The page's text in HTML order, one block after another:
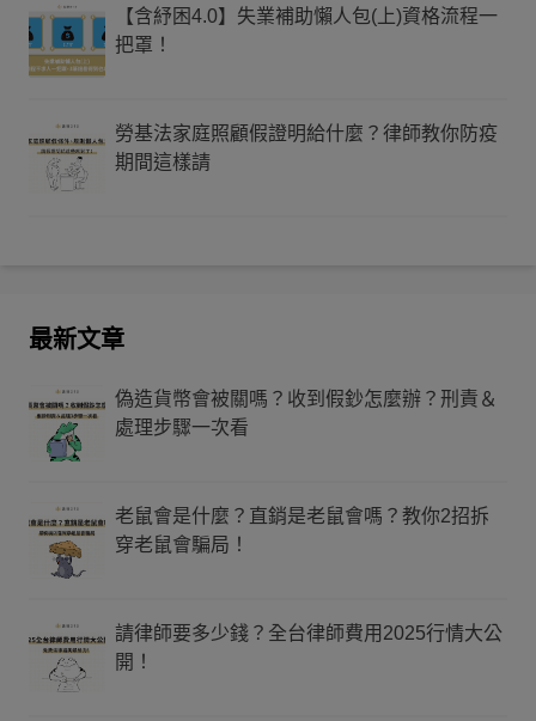
【含紓困4.0】失業補助懶人包(上)資格流程一
把罩！
勞基法家庭照顧假證明給什麼？律師教你防疫
期間這樣請
最新文章
偽造貨幣會被關嗎？收到假鈔怎麼辦？刑責＆
處理步驟一次看
老鼠會是什麼？直銷是老鼠會嗎？教你2招拆
穿老鼠會騙局！
請律師要多少錢？全台律師費用2025行情大公
開！